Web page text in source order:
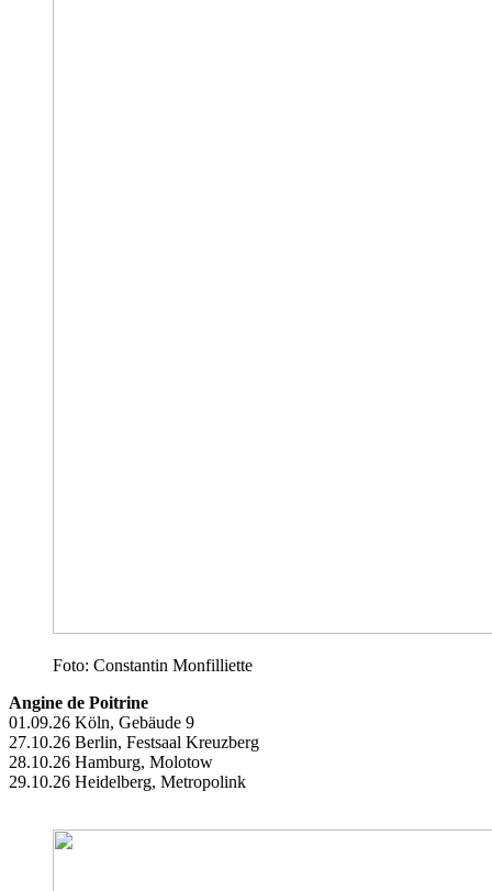
Foto: Constantin Monfilliette
Angine de Poitrine
01.09.26 Köln, Gebäude 9
27.10.26 Berlin, Festsaal Kreuzberg
28.10.26 Hamburg, Molotow
29.10.26 Heidelberg, Metropolink